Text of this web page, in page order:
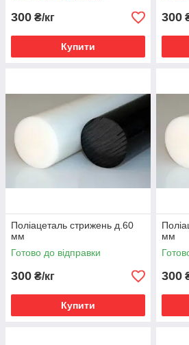
300 ₴/кг
Купити
300
Поліацеталь стрижень д.60
мм
Готово до відправки
300 ₴/кг
Купити
мм
300